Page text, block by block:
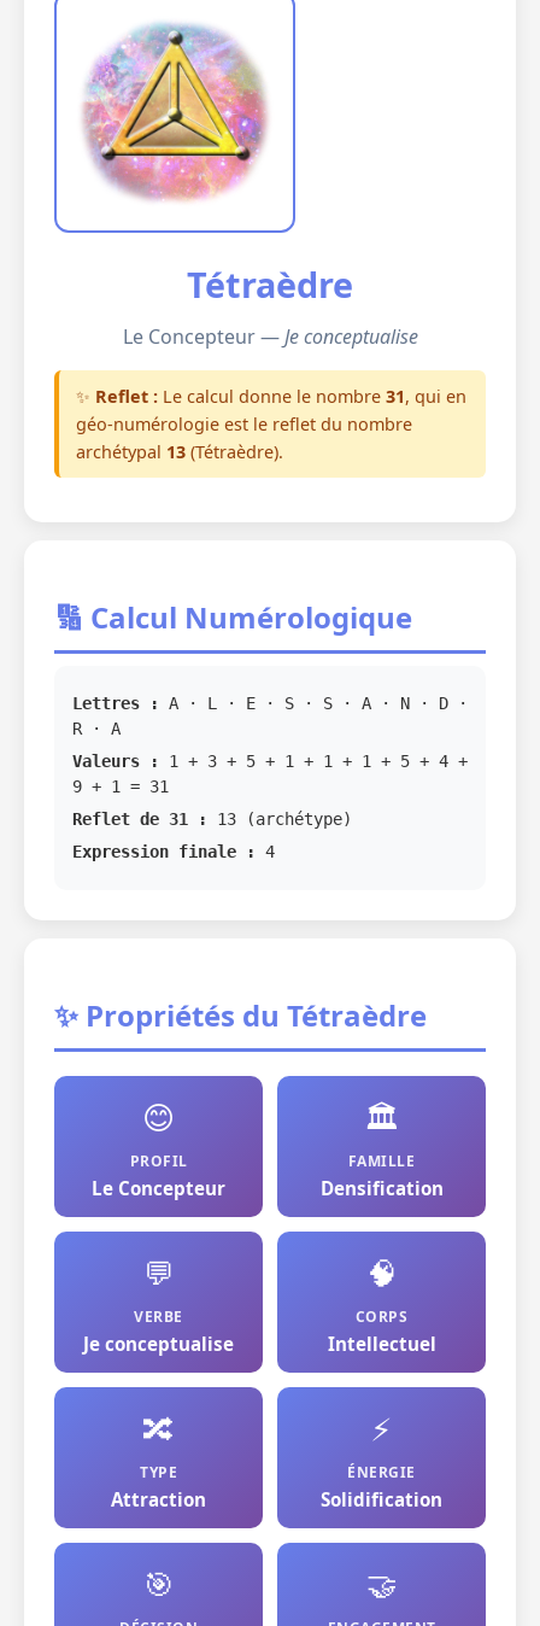
Tétraèdre
Le Concepteur —Je conceptualise
✨ Reflet : Le calcul donne le nombre 31, qui en
géo-numérologie est le reflet du nombre
archétypal 13 (Tétraèdre).
🔢 Calcul Numérologique
Lettres :
A · L · E · S · S · A · N · D ·
R · A
Valeurs :
1 + 3 + 5 + 1 + 1 + 1 + 5 + 4 +
9 + 1 = 31
Reflet de 31 :
13 (archétype)
Expression finale :
4
✨ Propriétés du Tétraèdre
😊
PROFIL
Le Concepteur
🏛️
FAMILLE
Densification
💬
VERBE
Je conceptualise
🧠
CORPS
Intellectuel
🔀
TYPE
Attraction
⚡
ÉNERGIE
Solidification
🎯 🤝